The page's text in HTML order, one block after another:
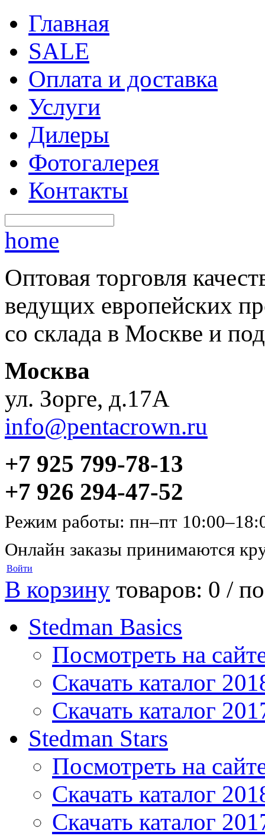
Главная
SALE
Оплата и доставка
Услуги
Дилеры
Фотогалерея
Контакты
home
Оптовая торговля
ведущих европейских
со склада в Москве и под
Москва
ул. Зорге, д.17А
info@pentacrown.ru
+7 925 799-78-13
+7 926 294-47-52
Режим работы: пн–пт
Онлайн заказы принимаются
Войти
В корзину товаров: 0 /
Stedman Basics
Посмотреть на
Скачать каталог
Скачать каталог
Stedman Stars
Посмотреть на
Скачать каталог
Скачать каталог